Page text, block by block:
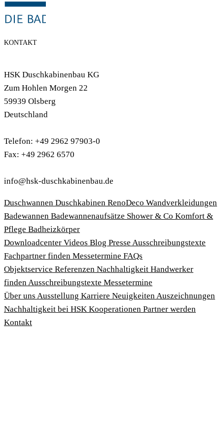
KONTAKT
HSK Duschkabinenbau KG
Zum Hohlen Morgen 22
59939 Olsberg
Deutschland
Telefon: +49 2962 97903-0
Fax: +49 2962 6570
info@hsk-duschkabinenbau.de
Duschwannen Duschkabinen RenoDeco Wandverkleidungen
Badewannen Badewannenaufsätze Shower & Co Komfort &
Pflege Badheizkörper
Download­center Videos Blog Presse Ausschreibungstexte
Fachpartner finden Messetermine FAQs
Objektservice Referenzen Nachhaltigkeit Handwerker
findenAusschreibungstexte Messetermine
Über uns Ausstellung Karriere NeuigkeitenAuszeichnungen
Nachhaltigkeit bei HSK Kooperationen Partner werden
Kontakt